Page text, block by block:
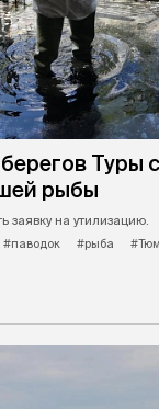
Туры
рыбы
заявку на утилизацию.
#паводок #рыба